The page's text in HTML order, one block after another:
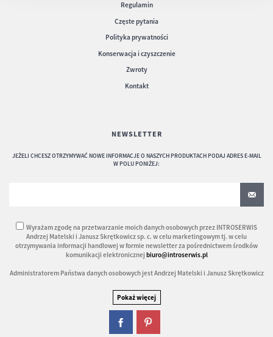
Regulamin
Częste pytania
Polityka prywatności
Konserwacja i czyszczenie
Zwroty
Kontakt
NEWSLETTER
JEŻELI CHCESZ OTRZYMYWAĆ NOWE INFORMACJE O NASZYCH PRODUKTACH PODAJ ADRES E-MAIL
W POLU PONIŻEJ:
Wyrażam zgodę na przetwarzanie moich danych osobowych przez INTROSERWIS
Andrzej Matelski i Janusz Skrętkowicz sp. c. w celu marketingowym tj. w celu
otrzymywania informacji handlowej w formie newsletter za pośrednictwem środków
komunikacji elektronicznej biuro@introserwis.pl
Administratorem Państwa danych osobowych jest Andrzej Matelski i Janusz Skrętkowicz